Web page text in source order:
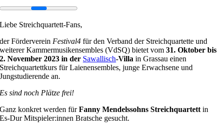
Liebe Streichquartett-Fans,
der Förderverein Festival4für den Verband der Streichquartette und
weiterer Kammermusikensembles (VdSQ) bietet vom31. Oktober bis
2. November 2023 in der Sawallisch-Villa in Grassau einen
Streichquartettkurs für Laienensembles, junge Erwachsene und
Jungstudierende an.
Es sind noch Plätze frei!
Ganz konkret werden fürFanny Mendelssohns Streichquartett in
Es-Dur Mitspieler:innen Bratsche gesucht.